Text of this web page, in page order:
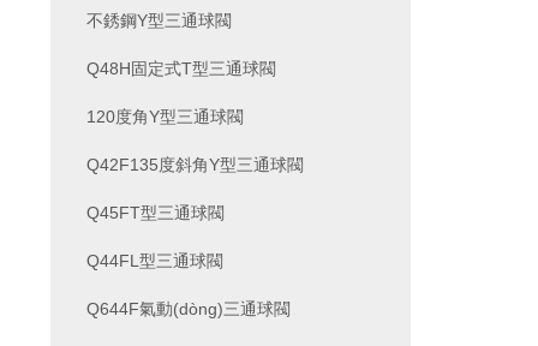
不銹鋼Y型三通球閥
Q48H固定式T型三通球閥
120度角Y型三通球閥
Q42F135度斜角Y型三通球閥
Q45FT型三通球閥
Q44FL型三通球閥
Q644F氣動(dòng)三通球閥